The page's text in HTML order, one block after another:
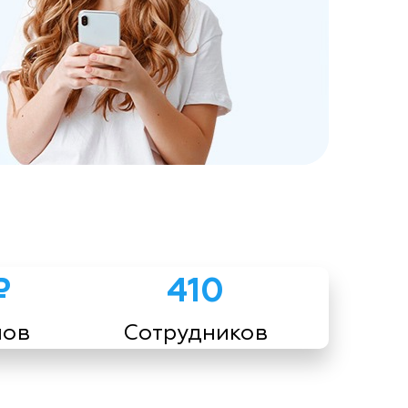
410
Сотрудников